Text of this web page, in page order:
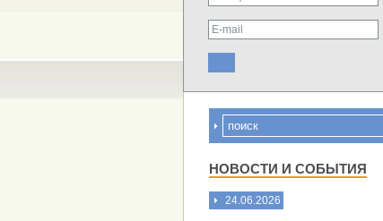
НОВОСТИ И СОБЫТИЯ
24.06.2026